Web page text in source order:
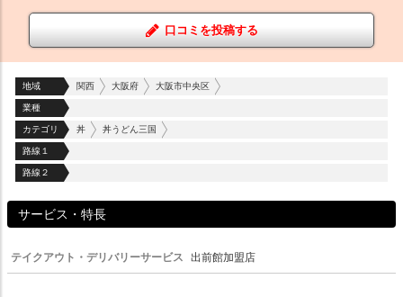
口コミを投稿する
地域 関西 大阪府 大阪市中央区
業種
カテゴリ 丼 丼うどん三国
路線１
路線２
サービス・特長
テイクアウト・デリバリーサービス 出前館加盟店